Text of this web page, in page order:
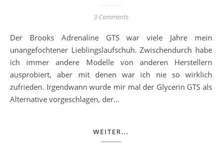
3 Comments
Der Brooks Adrenaline GTS war viele Jahre mein
unangefochtener Lieblingslaufschuh. Zwischendurch habe
ich immer andere Modelle von anderen Herstellern
ausprobiert, aber mit denen war ich nie so wirklich
zufrieden. Irgendwann wurde mir mal der Glycerin GTS als
Alternative vorgeschlagen, der…
WEITER...